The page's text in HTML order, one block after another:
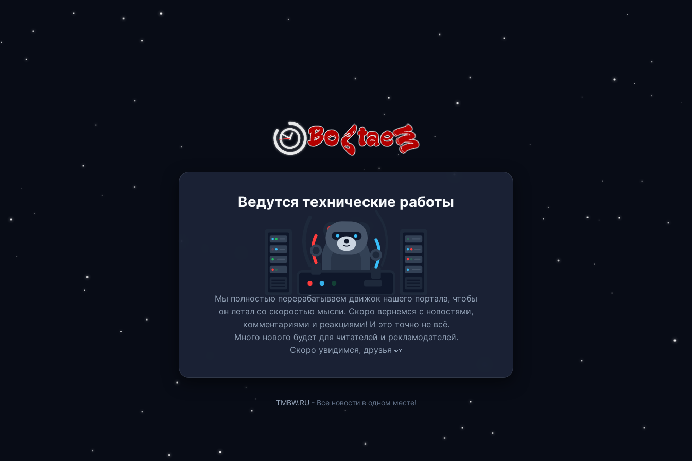
Ведутся технические работы
Мы полностью перерабатываем движок нашего портала, чтобы
он летал со скоростью мысли. Скоро вернемся c новостями,
комментариями и реакциями! И это точно не всё.
Много нового будет для читателей и рекламодателей.
Скоро увидимся, друзья 👀
TMBW.RU - Все новости в одном месте!